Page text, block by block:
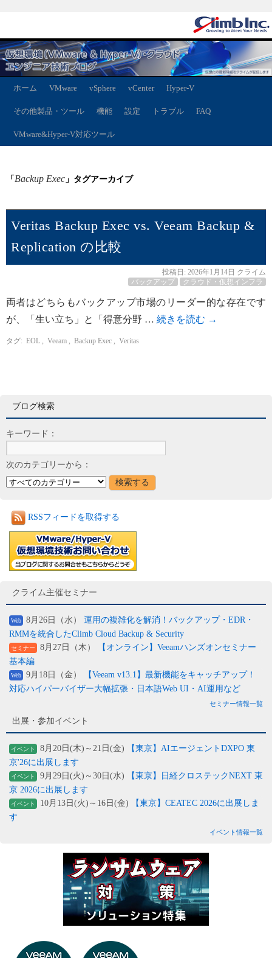
ホーム VMware vSphere vCenter Hyper-V
その他製品・ツール 機能 設定 トラブル FAQ
VMware&Hyper-V対応ツール
「Backup Exec 」タグアーカイブ
Veritas Backup Exec vs. Veeam Backup &
Replication の比較
投稿日: 2026年1月14日 クライム
バックアップ
クラウド・仮想インフラ
両者はどちらもバックアップ市場のリーダー的な存在です
が、「生い立ち」と「得意分野 … 続きを読む →
タグ: EOL Veeam Backup Exec Veritas
ブログ検索
キーワード：
次のカテゴリーから：
RSSフィードを取得する
クライム主催セミナー
Web 8月26日（水） 運用の複雑化を解消！バックアップ・EDR・
RMMを統合したClimb Cloud Backup & Security
セミナー 8月27日（木）
【オンライン】Veeamハンズオンセミナー
基本編
Web 9月18日（金）
【Veeam v13.1】最新機能をキャッチアップ！
対応ハイパーバイザー大幅拡張・日本語Web UI・AI運用など
セミナー情報一覧
出展・参加イベント
イベント 8月20日(木)～21日(金)
【東京】AIエージェントDXPO 東
京'26に出展します
イベント 9月29日(火)～30日(水)
【東京】日経クロステックNEXT 東
京 2026に出展します
イベント 10月13日(火)～16日(金)
【東京】CEATEC 2026に出展しま
す
イベント情報一覧